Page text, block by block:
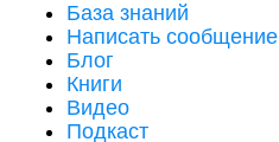
База знаний
Написать сообщение
Блог
Книги
Видео
Подкаст